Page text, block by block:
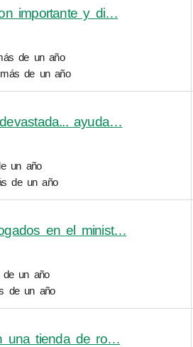
importante y di…
de un año
de un año
ayuda…
un año
de un año
en el minist…
un año
de un año
una tienda de ro…